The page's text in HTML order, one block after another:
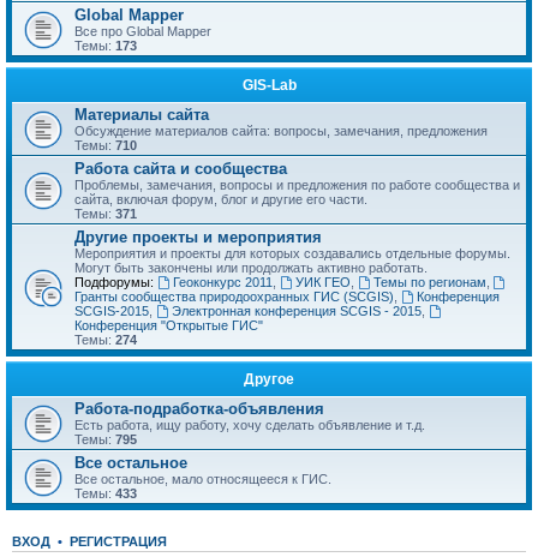
Global Mapper
Все про Global Mapper
Темы: 173
GIS-Lab
Материалы сайта
Обсуждение материалов сайта: вопросы, замечания, предложения
Темы: 710
Работа сайта и сообщества
Проблемы, замечания, вопросы и предложения по работе сообщества и
сайта, включая форум, блог и другие его части.
Темы: 371
Другие проекты и мероприятия
Мероприятия и проекты для которых создавались отдельные форумы.
Могут быть закончены или продолжать активно работать.
Подфорумы:
Геоконкурс 2011 УИК ГЕО Темы по регионам
Гранты сообщества природоохранных ГИС (SCGIS)
Конференция
SCGIS-2015
Электронная конференция SCGIS - 2015,
Конференция "Открытые ГИС"
Темы: 274
Другое
Работа-подработка-объявления
Есть работа, ищу работу, хочу сделать объявление и т.д.
Темы: 795
Все остальное
Все остальное, мало относящееся к ГИС.
Темы: 433
ВХОД • РЕГИСТРАЦИЯ